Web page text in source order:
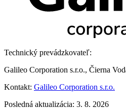
Technický prevádzkovateľ:
Galileo Corporation s.r.o., Čierna
Kontakt: Galileo Corporation s.r.o.
Posledná aktualizácia: 3. 8. 2026